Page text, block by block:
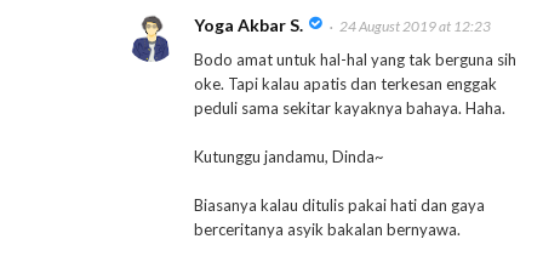
Yoga Akbar S. 24 August 2019 at 12:23
Bodo amat untuk hal-hal yang tak berguna sih
oke. Tapi kalau apatis dan terkesan enggak
peduli sama sekitar kayaknya bahaya. Haha.
Kutunggu jandamu, Dinda~
Biasanya kalau ditulis pakai hati dan gaya
berceritanya asyik bakalan bernyawa.